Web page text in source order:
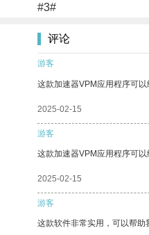
#3#
评论
游客
这款加速器VPM应用程序可
2025-02-15
游客
这款加速器VPM应用程序可
2025-02-15
游客
这款软件非常实用，可以帮助